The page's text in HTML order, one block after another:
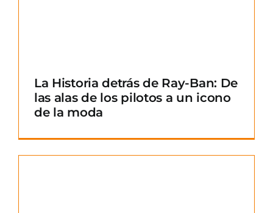
La Historia detrás de Ray-Ban: De
las alas de los pilotos a un icono
de la moda